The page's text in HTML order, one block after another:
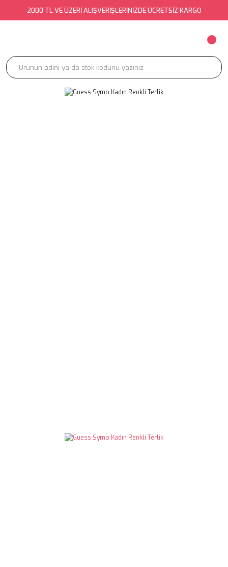
2000 TL VE ÜZERİ ALIŞVERİŞLERİNİZDE ÜCRETSİZ KARGO